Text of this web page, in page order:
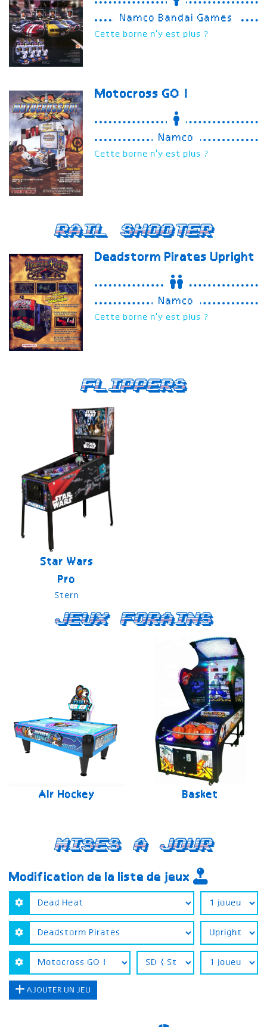
Namco Bandai Games
Cette borne n'y est plus ?
Motocross GO !
Namco
Cette borne n'y est plus ?
Rail Shooter
Deadstorm PiratesUpright
Namco
Cette borne n'y est plus ?
Flippers
Star Wars
Pro
Stern
Jeux forains
Air Hockey Basket
Mises a jour
Modification de la liste de jeux
AJOUTER UN JEU